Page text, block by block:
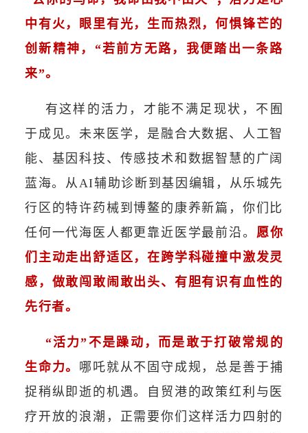
中有火，眼里有光，生而热烈，何惧锋芒的
创新精神，“若前方无路，我便踏出一条路
来”。
有这样的活力，才能不满足现状，不囿
于成见。未来医学，是融合大数据、人工智
能、基因科技、传感技术和数据智慧的广阔
蓝海。从AI辅助诊断到基因编辑，从乐城先
行区的特许药械到博鳌的康养新篇，你们比
任何一代海医人都更靠近医学最前沿。 愿你
们主动走出舒适区，在跨学科碰撞中激发灵
感，做敢闯敢闹敢出头、有胆有识有血性的
先行者。
“活力”不是躁动，而是敢于打破常规的
生命力。 哪吒就从不固守成规，总是善于捕
捉稍纵即逝的机遇。自贸港的政策红利与医
疗开放的浪潮，正需要你们这样活力四射的